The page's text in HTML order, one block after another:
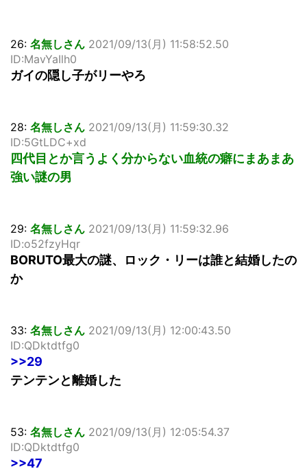
26: 名無しさん 2021/09/13(月) 11:58:52.50
ID:MavYaIlh0
ガイの隠し子がリーやろ
28: 名無しさん 2021/09/13(月) 11:59:30.32
ID:5GtLDC+xd
四代目とか言うよく分からない血統の癖にまあまあ
強い謎の男
29: 名無しさん 2021/09/13(月) 11:59:32.96
ID:o52fzyHqr
BORUTO最大の謎、ロック・リーは誰と結婚したの
か
33: 名無しさん 2021/09/13(月) 12:00:43.50
ID:QDktdtfg0
>>29
テンテンと離婚した
53: 名無しさん 2021/09/13(月) 12:05:54.37
ID:QDktdtfg0
>>47